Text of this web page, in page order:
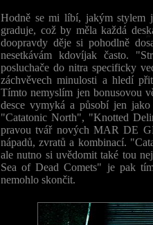
Hodně se mi líbí, jakým stylem
graduje, což by měla každá
doopravdy děje si pohodlně
nesetkávám kdovíjak často.
posluchače do nitra specificky
záchvěvech minulosti a hledí
Tímto nemyslím jen bonusovou
desce vymyká a působí jen
"Catatonic North", "Knotted
pravou tvář nových MAR DE
nápadů, zvratů a kombinací.
ale nutno si uvědomit také tou
Sea of Dead Comets" je pak
nemohlo skončit.